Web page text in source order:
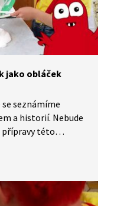
jako obláček
seznámíme
a historií. Nebude
přípravy této
Je
vyskytuje? Tak se